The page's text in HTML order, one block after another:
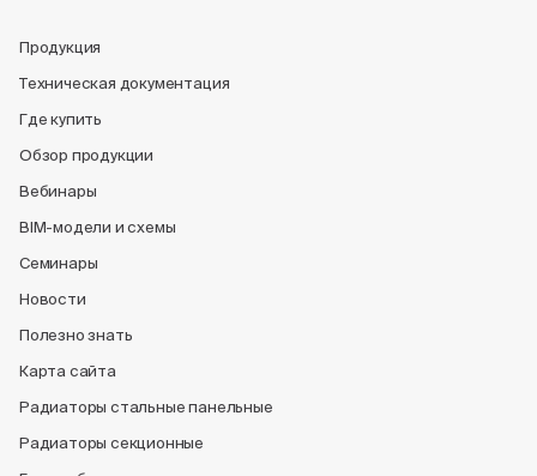
Продукция
Техническая документация
Где купить
Обзор продукции
Вебинары
BIM-модели и схемы
Семинары
Новости
Полезно знать
Карта сайта
Радиаторы стальные панельные
Радиаторы секционные